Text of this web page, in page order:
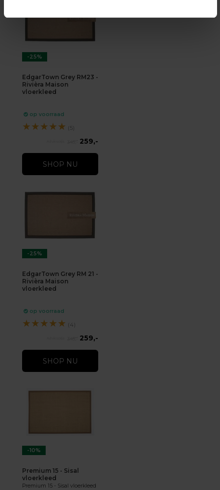
-25%
EdgarTown Grey RM23 -
Rivièra Maison
vloerkleed
op voorraad
★★★★★ (5)
259,-
SHOP NU
-25%
EdgarTown Grey RM 21 -
Rivièra Maison
vloerkleed
op voorraad
★★★★★ (4)
259,-
SHOP NU
-10%
Premium 15 - Sisal
vloerkleed
Premium 15 - Sisal vloerkleed